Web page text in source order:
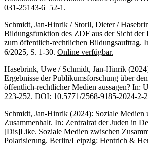
031-25143-6_52-1 .
Schmidt, Jan-Hinrik / Storll, Dieter /
Bildungsfunktion des ZDF aus der Sicht der
zum öffentlich-rechtlichen Bildungsauftrag.
6/2025, S. 1-30. Online verfügbar.
Hasebrink, Uwe / Schmidt, Jan-Hinrik
Ergebnisse der Publikumsforschung über
öffentlich-rechtlicher Medien aussagen? In:
223-252. DOI: 10.5771/2568-9185-2024-2-
Schmidt, Jan-Hinrik (2024): Soziale Medien
Zusammenhalt. In: Zentralrat der Juden in
[Dis]Like. Soziale Medien zwischen
Polarisierung. Berlin/Leipzig: Hentrich &